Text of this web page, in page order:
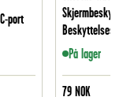
port
På lager
79 NOK